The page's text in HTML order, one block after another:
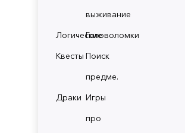
выживание
ЛогическиеГоловоломки
Квесты Поиск
предме.
Драки Игры
про